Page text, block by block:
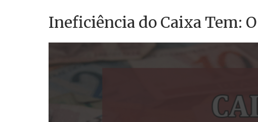
Ineficiência do Caixa Tem: